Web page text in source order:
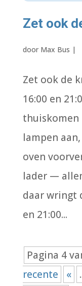
Zet ook
door Max Bus |
Zet ook de
16:00 en
thuiskomen
lampen
oven
lader —
daar wringt
en 21:00...
Pagina 4
recente
«